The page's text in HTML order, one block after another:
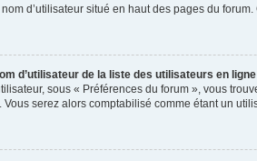
d’utilisateur situé en haut des pages du
d’utilisateur de la liste des utilisateurs en
sous « Préférences du forum », vous
serez alors comptabilisé comme étant un